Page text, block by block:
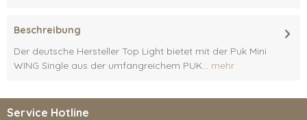
Beschreibung
Der deutsche Hersteller Top Light bietet mit der Puk Mini
WING Single aus der umfangreichem PUK... mehr
Service Hotline